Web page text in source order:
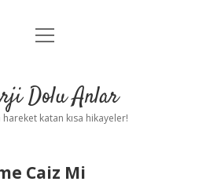
Anasayfa
Yasal Uyarı
menüyü
Dolu Anlar
hareket katan kısa hikayeler!
Caiz Mi